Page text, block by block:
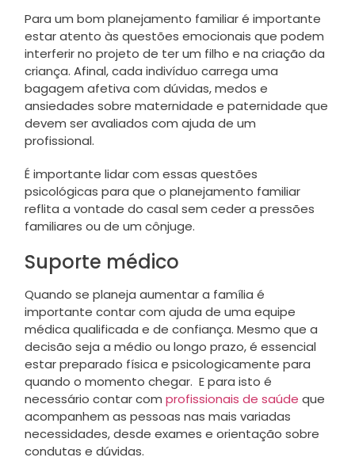
Para um bom planejamento familiar é importante
estar atento às questões emocionais que podem
interferir no projeto de ter um filho e na criação da
criança. Afinal, cada indivíduo carrega uma
bagagem afetiva com dúvidas, medos e
ansiedades sobre maternidade e paternidade que
devem ser avaliados com ajuda de um
profissional.
É importante lidar com essas questões
psicológicas para que o planejamento familiar
reflita a vontade do casal sem ceder a pressões
familiares ou de um cônjuge.
Suporte médico
Quando se planeja aumentar a família é
importante contar com ajuda de uma equipe
médica qualificada e de confiança. Mesmo que a
decisão seja a médio ou longo prazo, é essencial
estar preparado física e psicologicamente para
quando o momento chegar. E para isto é
necessário contar com profissionais de saúde que
acompanhem as pessoas nas mais variadas
necessidades, desde exames e orientação sobre
condutas e dúvidas.